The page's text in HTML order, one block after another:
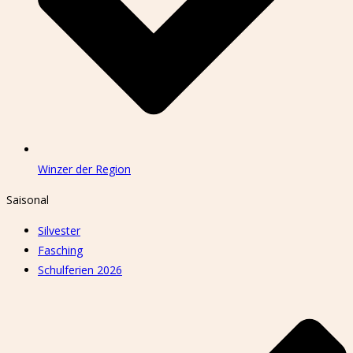
Winzer der Region
Saisonal
Silvester
Fasching
Schulferien 2026